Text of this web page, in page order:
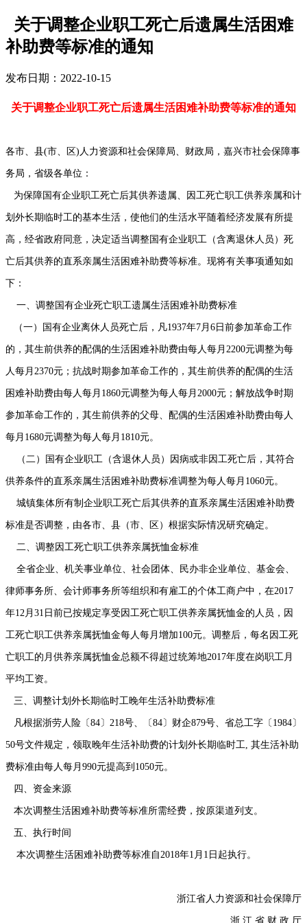
关于调整企业职工死亡后遗属生活困难
补助费等标准的通知
发布日期：2022-10-15
关于调整企业职工死亡后遗属生活困难补助费等标准的通知
各市、县(市、区)人力资源和社会保障局、财政局，嘉兴市社会保障事
务局，省级各单位：
为保障国有企业职工死亡后其供养遗属、因工死亡职工供养亲属和计
划外长期临时工的基本生活，使他们的生活水平随着经济发展有所提
高，经省政府同意，决定适当调整国有企业职工（含离退休人员）死
亡后其供养的直系亲属生活困难补助费等标准。现将有关事项通知如
下：
一、调整国有企业死亡职工遗属生活困难补助费标准
（一）国有企业离休人员死亡后，凡1937年7月6日前参加革命工作
的，其生前供养的配偶的生活困难补助费由每人每月2200元调整为每
人每月2370元；抗战时期参加革命工作的，其生前供养的配偶的生活
困难补助费由每人每月1860元调整为每人每月2000元；解放战争时期
参加革命工作的，其生前供养的父母、配偶的生活困难补助费由每人
每月1680元调整为每人每月1810元。
（二）国有企业职工（含退休人员）因病或非因工死亡后，其符合
供养条件的直系亲属生活困难补助费标准调整为每人每月1060元。
城镇集体所有制企业职工死亡后其供养的直系亲属生活困难补助费
标准是否调整，由各市、县（市、区）根据实际情况研究确定。
二、调整因工死亡职工供养亲属抚恤金标准
全省企业、机关事业单位、社会团体、民办非企业单位、基金会、
律师事务所、会计师事务所等组织和有雇工的个体工商户中，在2017
年12月31日前已按规定享受因工死亡职工供养亲属抚恤金的人员，因
工死亡职工供养亲属抚恤金每人每月增加100元。调整后，每名因工死
亡职工的月供养亲属抚恤金总额不得超过统筹地2017年度在岗职工月
平均工资。
三、调整计划外长期临时工晚年生活补助费标准
凡根据浙劳人险〔84〕218号、〔84〕财企879号、省总工字〔1984〕
50号文件规定，领取晚年生活补助费的计划外长期临时工, 其生活补助
费标准由每人每月990元提高到1050元。
四、资金来源
本次调整生活困难补助费等标准所需经费，按原渠道列支。
五、执行时间
本次调整生活困难补助费等标准自2018年1月1日起执行。
浙江省人力资源和社会保障厅
浙 江 省 财 政 厅